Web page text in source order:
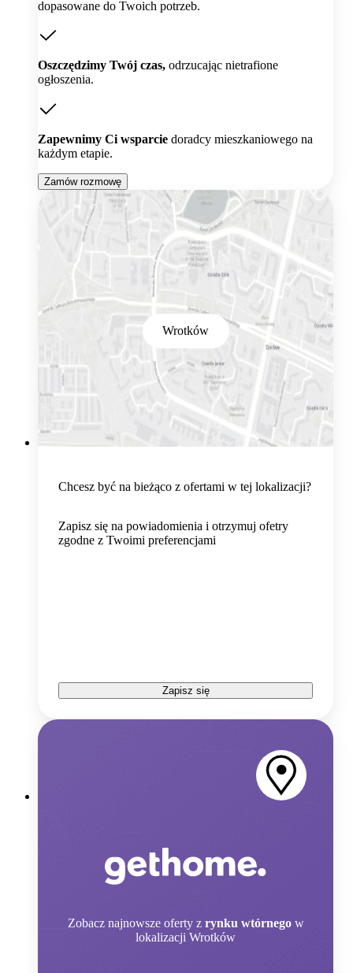
dopasowane do Twoich potrzeb.
Oszczędzimy Twój czas, odrzucając nietrafione
ogłoszenia.
Zapewnimy Ci wsparcie doradcy mieszkaniowego na
każdym etapie.
Zamów rozmowę
Wrotków
Chcesz być na bieżąco z ofertami w tej lokalizacji?
Zapisz się na powiadomienia i otrzymuj ofetry
zgodne z Twoimi preferencjami
Zapisz się
Zobacz najnowsze oferty z rynku wtórnego w
lokalizacji Wrotków